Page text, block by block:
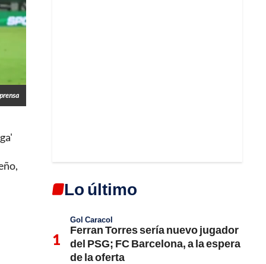
Lo último
Gol Caracol
Ferran Torres sería nuevo jugador
del PSG; FC Barcelona, a la espera
de la oferta